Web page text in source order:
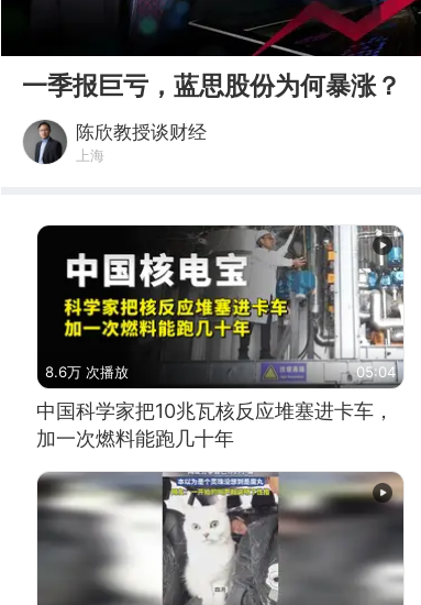
一季报巨亏，蓝思股份为何暴涨？
陈欣教授谈财经
上海
8.6万 次播放 05:04
中国科学家把10兆瓦核反应堆塞进卡车，
加一次燃料能跑几十年